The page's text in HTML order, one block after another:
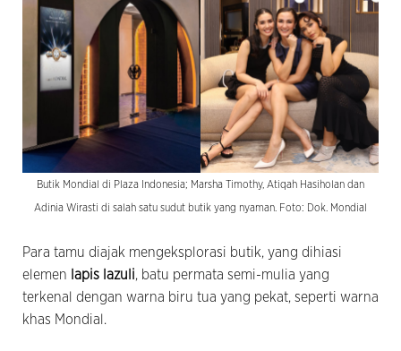
Butik Mondial di Plaza Indonesia; Marsha Timothy, Atiqah Hasiholan dan
Adinia Wirasti di salah satu sudut butik yang nyaman. Foto: Dok. Mondial
Para tamu diajak mengeksplorasi butik, yang dihiasi
elemen lapis lazuli, batu permata semi-mulia yang
terkenal dengan warna biru tua yang pekat, seperti warna
khas Mondial.